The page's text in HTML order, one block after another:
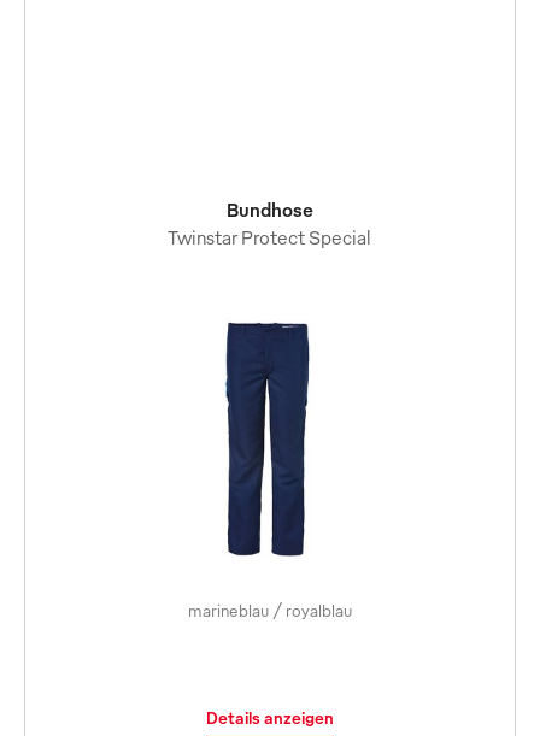
Bundhose
Twinstar Protect Special
marineblau / royalblau
Details anzeigen